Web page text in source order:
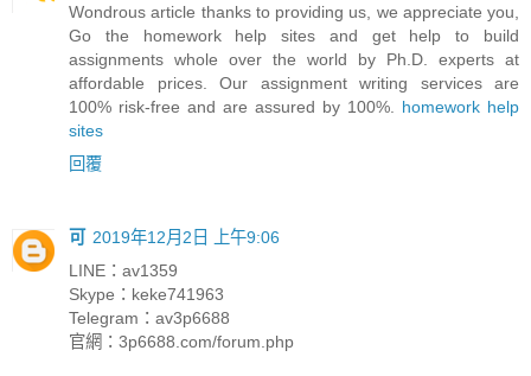
Wondrous article thanks to providing us, we appreciate you,
Go the homework help sites and get help to build
assignments whole over the world by Ph.D. experts at
affordable prices. Our assignment writing services are
100% risk-free and are assured by 100%. homework help
sites
回覆
可
2019年12月2日 上午9:06
LINE：av1359
Skype：keke741963
Telegram：av3p6688
官網：3p6688.com/forum.php